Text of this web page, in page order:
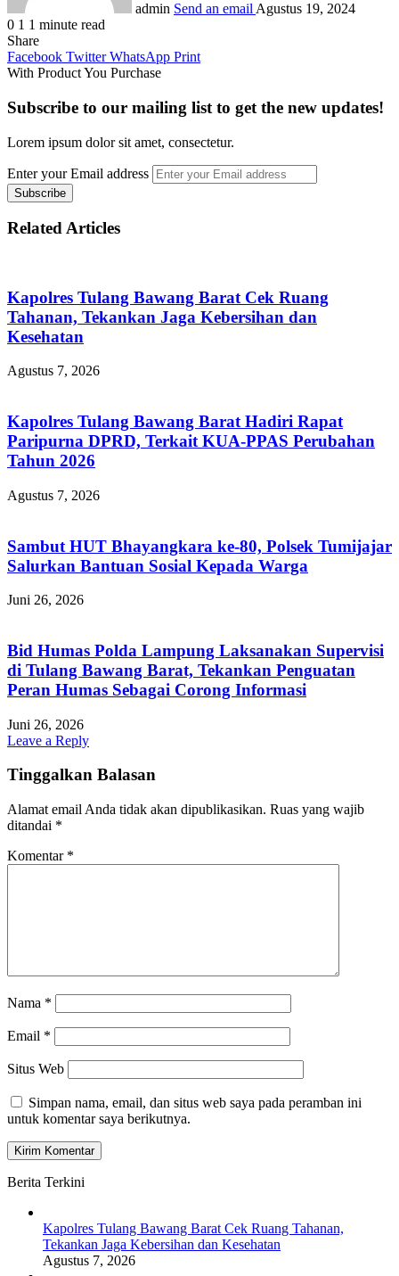
admin Send an email Agustus 19, 2024
0 1 1 minute read
Share
Facebook Twitter WhatsApp Print
With Product You Purchase
Subscribe to our mailing list to get the new updates!
Lorem ipsum dolor sit amet, consectetur.
Enter your Email address
Related Articles
Kapolres Tulang Bawang Barat Cek Ruang
Tahanan, Tekankan Jaga Kebersihan dan
Kesehatan
Agustus 7, 2026
Kapolres Tulang Bawang Barat Hadiri Rapat
Paripurna DPRD, Terkait KUA-PPAS Perubahan
Tahun 2026
Agustus 7, 2026
Sambut HUT Bhayangkara ke-80, Polsek Tumijajar
Salurkan Bantuan Sosial Kepada Warga
Juni 26, 2026
Bid Humas Polda Lampung Laksanakan Supervisi
di Tulang Bawang Barat, Tekankan Penguatan
Peran Humas Sebagai Corong Informasi
Juni 26, 2026
Leave a Reply
Tinggalkan Balasan
Alamat email Anda tidak akan dipublikasikan. Ruas yang wajib
ditandai *
Komentar *
Nama *
Email *
Situs Web
Simpan nama, email, dan situs web saya pada peramban ini
untuk komentar saya berikutnya.
Berita Terkini
Kapolres Tulang Bawang Barat Cek Ruang Tahanan,
Tekankan Jaga Kebersihan dan Kesehatan
Agustus 7, 2026